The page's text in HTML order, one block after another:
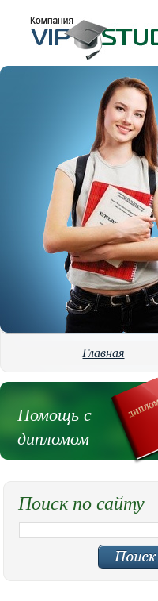
Главная
Помощь с
дипломом
Поиск по сайту